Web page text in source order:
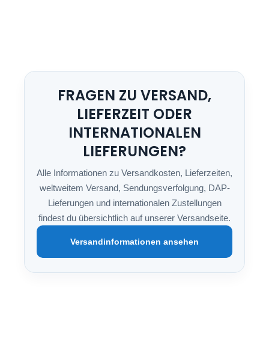
FRAGEN ZU VERSAND,
LIEFERZEIT ODER
INTERNATIONALEN
LIEFERUNGEN?
Alle Informationen zu Versandkosten, Lieferzeiten,
weltweitem Versand, Sendungsverfolgung, DAP-
Lieferungen und internationalen Zustellungen
findest du übersichtlich auf unserer Versandseite.
Versandinformationen ansehen